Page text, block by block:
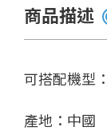
商品描述
可搭配機型
產地：中國